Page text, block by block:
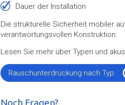
Dauer der Installation
Die strukturelle Sicherheit mobiler
verantwortungsvollen Konstruktion.
Lesen Sie mehr über Typen und
Rauschunterdrückung nach Typ
Noch Fragen?